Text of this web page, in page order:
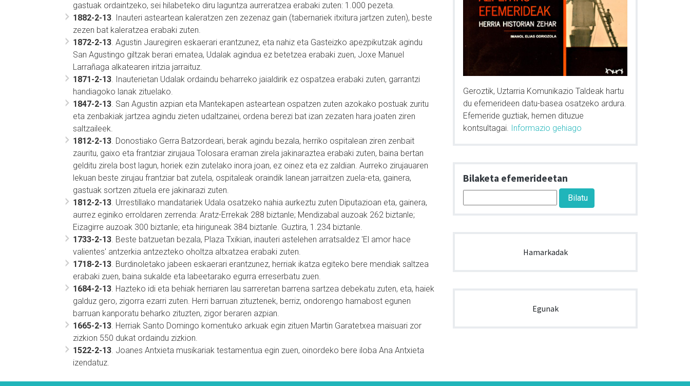
gastuak ordaintzeko, sei hilabeteko diru laguntza aurreratzea erabaki zuten: 1.000 pezeta.
1882-2-13. Inauteri asteartean kaleratzen zen zezenaz gain (tabernariek itxitura jartzen zuten), beste
zezen bat kaleratzea erabaki zuten.
1872-2-13. Agustin Jauregiren eskaerari erantzunez, eta nahiz eta Gasteizko apezpikutzak agindu
San Agustingo giltzak berari ematea, Udalak agindua ez betetzea erabaki zuen, Joxe Manuel
Larrañaga alkatearen iritzia jarraituz.
1871-2-13. Inauterietan Udalak ordaindu beharreko jaialdirik ez ospatzea erabaki zuten, garrantzi
handiagoko lanak zituelako.
1847-2-13. San Agustin azpian eta Mantekapen asteartean ospatzen zuten azokako postuak zuritu
eta zenbakiak jartzea agindu zieten udaltzainei, ordena berezi bat izan zezaten hara joaten ziren
saltzaileek.
1812-2-13. Donostiako Gerra Batzordeari, berak agindu bezala, herriko ospitalean ziren zenbait
zauritu, gaixo eta frantziar zirujaua Tolosara eraman zirela jakinaraztea erabaki zuten, baina bertan
gelditu zirela bost lagun, horiek ezin zutelako inora joan, ez oinez eta ez zaldian. Aurreko zirujauaren
lekuan beste zirujau frantziar bat zutela, ospitaleak oraindik lanean jarraitzen zuela-eta, gainera,
gastuak sortzen zituela ere jakinarazi zuten.
1812-2-13. Urrestillako mandatariek Udala osatzeko nahia aurkeztu zuten Diputazioan eta, gainera,
aurrez eginiko erroldaren zerrenda: Aratz-Errekak 288 biztanle; Mendizabal auzoak 262 biztanle;
Eizagirre auzoak 300 biztanle; eta hiriguneak 384 biztanle. Guztira, 1.234 biztanle.
1733-2-13. Beste batzuetan bezala, Plaza Txikian, inauteri astelehen arratsaldez 'El amor hace
valientes' antzerkia antzezteko oholtza altxatzea erabaki zuten.
1718-2-13. Burdinoletako jabeen eskaerari erantzunez, herriak ikatza egiteko bere mendiak saltzea
erabaki zuen, baina sukalde eta labeetarako egurra erreserbatu zuen.
1684-2-13. Hazteko idi eta behiak herriaren lau sarreretan barrena sartzea debekatu zuten, eta, haiek
galduz gero, zigorra ezarri zuten. Herri barruan zituztenek, berriz, ondorengo hamabost egunen
barruan kanporatu beharko zituzten, zigor beraren azpian.
1665-2-13. Herriak Santo Domingo komentuko arkuak egin zituen Martin Garatetxea maisuari zor
zizkion 550 dukat ordaindu zizkion.
1522-2-13. Joanes Antxieta musikariak testamentua egin zuen, oinordeko bere iloba Ana Antxieta
izendatuz.
Geroztik, Uztarria Komunikazio Taldeak hartu
du efemerideen datu-basea osatzeko ardura.
Efemeride guztiak, hemen dituzue
kontsultagai. Informazio gehiago
Bilaketa efemerideetan
Hamarkadak
Egunak